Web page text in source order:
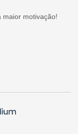
maior motivação!